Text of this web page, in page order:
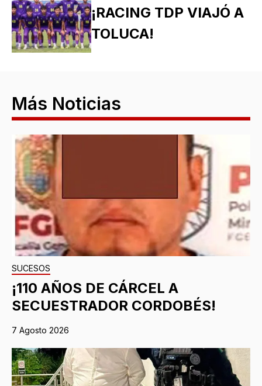
¡RACING TDP VIAJÓ A
TOLUCA!
Más Noticias
SUCESOS
¡110 AÑOS DE CÁRCEL A
SECUESTRADOR CORDOBÉS!
7 Agosto 2026